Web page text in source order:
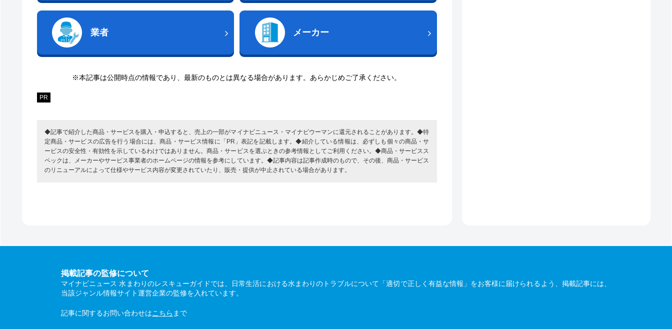
業者 メーカー
※本記事は公開時点の情報であり、最新のものとは異なる場合があります。あらかじめご了承ください。
PR
◆記事で紹介した商品・サービスを購入・申込すると、売上の一部がマイナビニュース・マイナビウーマンに還元されることがあります。◆特
定商品・サービスの広告を行う場合には、商品・サービス情報に「PR」表記を記載します。◆紹介している情報は、必ずしも個々の商品・サ
ービスの安全性・有効性を示しているわけではありません。商品・サービスを選ぶときの参考情報としてご利用ください。◆商品・サービスス
ペックは、メーカーやサービス事業者のホームページの情報を参考にしています。◆記事内容は記事作成時のもので、その後、商品・サービス
のリニューアルによって仕様やサービス内容が変更されていたり、販売・提供が中止されている場合があります。
掲載記事の監修について
マイナビニュース 水まわりのレスキューガイドでは、日常生活における水まわりのトラブルについて「適切で正しく有益な情報」をお客様に届けられるよう、掲載記事には、
当該ジャンル情報サイト運営企業の監修を入れています。
記事に関するお問い合わせはこちら まで